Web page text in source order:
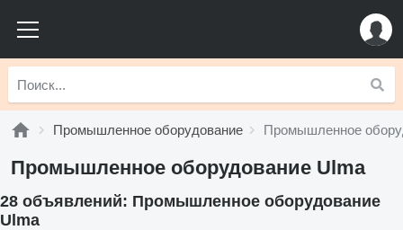
Промышленное оборудование Промышленное
Промышленное оборудование Ulma
28 объявлений: Промышленное оборудование
Ulma